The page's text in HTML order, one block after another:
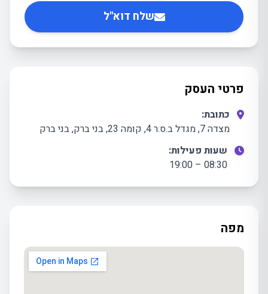
שלח דוא"ל
פרטי העסק
כתובת:
מצדה 7, מגדל ב.ס.ר 4, קומה 23, בני ברק, בני ברק
שעות פעילות:
08:30 – 19:00
מפה